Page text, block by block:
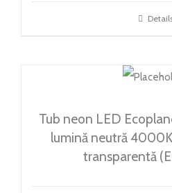
Tub neon LED
lumină neutră
transparentă